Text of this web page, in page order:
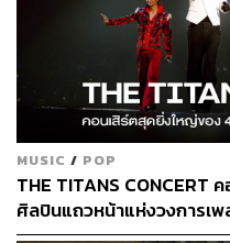
และกำ
MUSIC / POP
THE TITANS
ศิลปินแถวหน้าแห่งวงการเพ